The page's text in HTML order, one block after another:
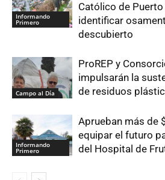
Informando
Primero
Católico de
identificar
descubierto
Campo al Día
ProREP y
impulsarán la
de residuos
Informando
Primero
Aprueban más de
equipar el futuro
del Hospital de